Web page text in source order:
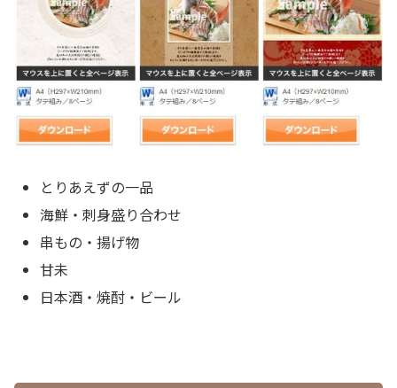
とりあえずの一品
海鮮・刺身盛り合わせ
串もの・揚げ物
甘未
日本酒・焼酎・ビール